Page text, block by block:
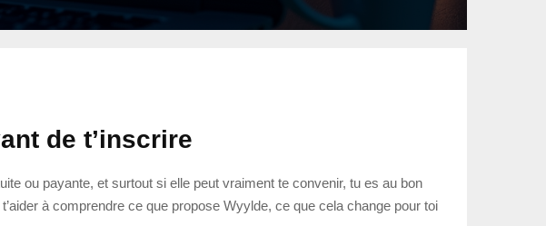
de t’inscrire
ou payante, et surtout si elle peut vraiment te convenir, tu es au bon
à comprendre ce que propose Wyylde, ce que cela change pour toi